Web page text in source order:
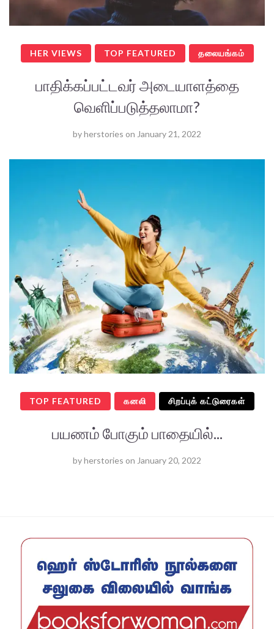
HER VIEWS TOP FEATURED தலையங்கம்
பாதிக்கப்பட்டவர் அடையாளத்தை
வெளிப்படுத்தலாமா?
byherstories on January 21, 2022
TOP FEATURED கனலி சிறப்புக் கட்டுரைகள்
பயணம் போகும் பாதையில்...
byherstories on January 20, 2022